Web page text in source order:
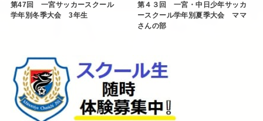
第47回 一宮サッカースクール
学年別冬季大会 3年生
第４３回 一宮・中日少年サッカ
ースクール学年別夏季大会 ママ
さんの部